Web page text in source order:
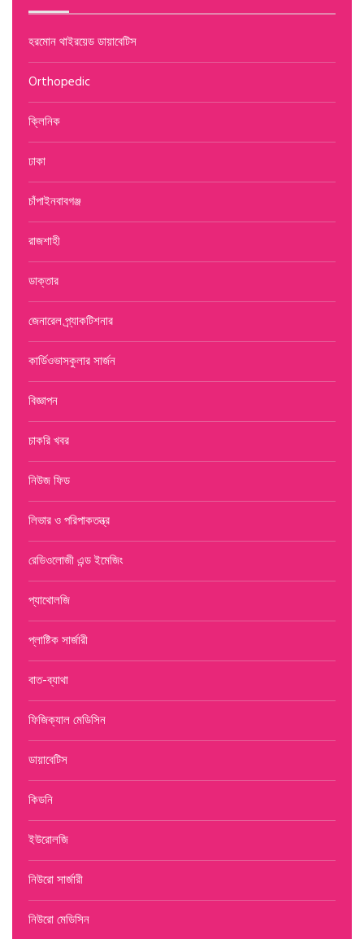
হরমোন থাইরয়েড ডায়াবেটিস
Orthopedic
ক্লিনিক
ঢাকা
চাঁপাইনবাবগঞ্জ
রাজশাহী
ডাক্তার
জেনারেল প্র্যাকটিশনার
কার্ডিওভাসকুলার সার্জন
বিজ্ঞাপন
চাকরি খবর
নিউজ ফিড
লিভার ও পরিপাকতন্ত্র
রেডিওলোজী এন্ড ইমেজিং
প্যাথোলজি
প্লাষ্টিক সার্জারী
বাত-ব্যাথা
ফিজিক্যাল মেডিসিন
ডায়াবেটিস
কিডনি
ইউরোলজি
নিউরো সার্জারী
নিউরো মেডিসিন